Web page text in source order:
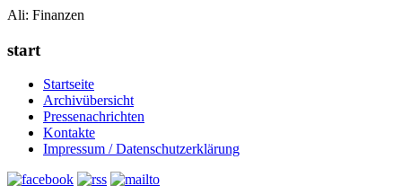
Ali: Finanzen
start
Startseite
Archivübersicht
Pressenachrichten
Kontakte
Impressum / Datenschutzerklärung